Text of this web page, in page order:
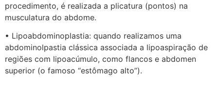
procedimento, é realizada a plicatura (pontos) na
musculatura do abdome.
• Lipoabdominoplastia: quando realizamos uma
abdominolpastia clássica associada a lipoaspiração de
regiões com lipoacúmulo, como flancos e abdomen
superior (o famoso “estômago alto”).